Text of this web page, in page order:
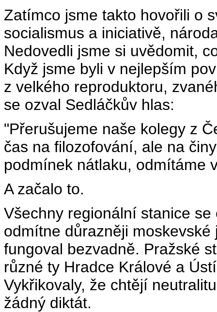
Zatímco jsme takto hovořili o
socialismus a iniciativě,
Nedovedli jsme si uvědomit,
Když jsme byli v nejlepším
z velkého reproduktoru,
se ozval Sedláčkův hlas:
"Přerušujeme naše kolegy z
čas na filozofování, ale na
podmínek nátlaku, odmítáme
A začalo to.
Všechny regionální stanice
odmítne důrazněji
fungoval bezvadně. Pražské
různé ty Hradce Králové a
Vykřikovaly, že chtějí
žádný diktát.